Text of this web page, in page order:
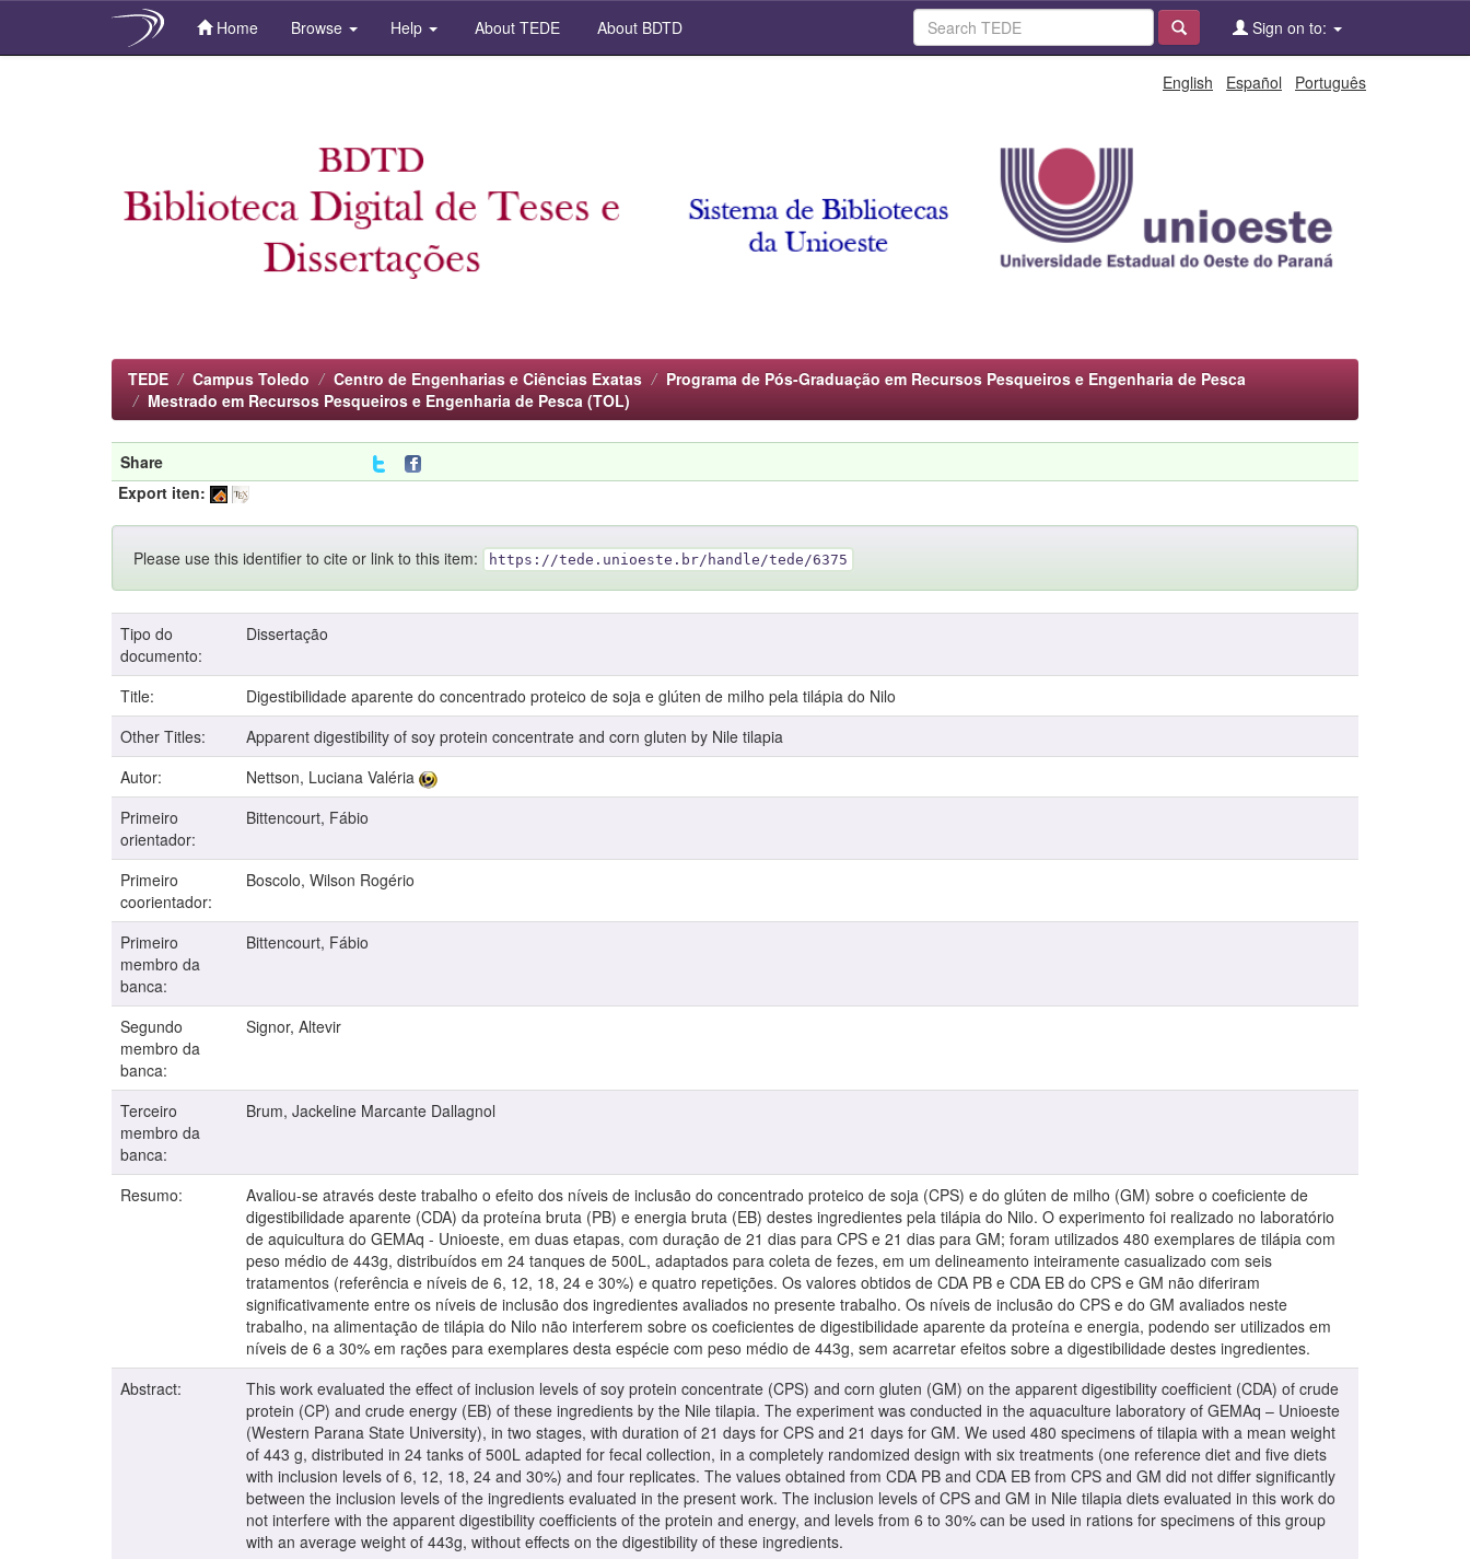
Home Browse Help About TEDE About BDTD Sign on to:
English Español Português
TEDE Campus Toledo Centro de Engenharias e Ciências Exatas
Programa de Pós-Graduação em Recursos Pesqueiros e Engenharia de Pesca
Mestrado em Recursos Pesqueiros e Engenharia de Pesca (TOL)
Share
Export iten:
Please use this identifier to cite or link to this item: https://tede.unioeste.br/handle/tede/6375
Tipo do
documento:
Dissertação
Title:
Digestibilidade aparente do concentrado proteico de soja e glúten de milho pela tilápia do Nilo
Other Titles:
Apparent digestibility of soy protein concentrate and corn gluten by Nile tilapia
Autor:
Nettson, Luciana Valéria
Primeiro
orientador:
Bittencourt, Fábio
Primeiro
coorientador:
Boscolo, Wilson Rogério
Primeiro
membro da
banca:
Bittencourt, Fábio
Segundo
membro da
banca:
Signor, Altevir
Terceiro
membro da
banca:
Brum, Jackeline Marcante Dallagnol
Resumo:
Avaliou-se através deste trabalho o efeito dos níveis de inclusão do concentrado proteico de soja (CPS) e do glúten de milho (GM) sobre o coeficiente de
digestibilidade aparente (CDA) da proteína bruta (PB) e energia bruta (EB) destes ingredientes pela tilápia do Nilo. O experimento foi realizado no laboratório
de aquicultura do GEMAq - Unioeste, em duas etapas, com duração de 21 dias para CPS e 21 dias para GM; foram utilizados 480 exemplares de tilápia com
peso médio de 443g, distribuídos em 24 tanques de 500L, adaptados para coleta de fezes, em um delineamento inteiramente casualizado com seis
tratamentos (referência e níveis de 6, 12, 18, 24 e 30%) e quatro repetições. Os valores obtidos de CDA PB e CDA EB do CPS e GM não diferiram
significativamente entre os níveis de inclusão dos ingredientes avaliados no presente trabalho. Os níveis de inclusão do CPS e do GM avaliados neste
trabalho, na alimentação de tilápia do Nilo não interferem sobre os coeficientes de digestibilidade aparente da proteína e energia, podendo ser utilizados em
níveis de 6 a 30% em rações para exemplares desta espécie com peso médio de 443g, sem acarretar efeitos sobre a digestibilidade destes ingredientes.
Abstract:
This work evaluated the effect of inclusion levels of soy protein concentrate (CPS) and corn gluten (GM) on the apparent digestibility coefficient (CDA) of crude
protein (CP) and crude energy (EB) of these ingredients by the Nile tilapia. The experiment was conducted in the aquaculture laboratory of GEMAq – Unioeste
(Western Parana State University), in two stages, with duration of 21 days for CPS and 21 days for GM. We used 480 specimens of tilapia with a mean weight
of 443 g, distributed in 24 tanks of 500L adapted for fecal collection, in a completely randomized design with six treatments (one reference diet and five diets
with inclusion levels of 6, 12, 18, 24 and 30%) and four replicates. The values obtained from CDA PB and CDA EB from CPS and GM did not differ significantly
between the inclusion levels of the ingredients evaluated in the present work. The inclusion levels of CPS and GM in Nile tilapia diets evaluated in this work do
not interfere with the apparent digestibility coefficients of the protein and energy, and levels from 6 to 30% can be used in rations for specimens of this group
with an average weight of 443g, without effects on the digestibility of these ingredients.